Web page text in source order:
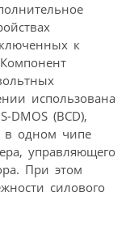
к
использована
DMOS (BCD),
в одном чипе
управляющего
При этом
силового